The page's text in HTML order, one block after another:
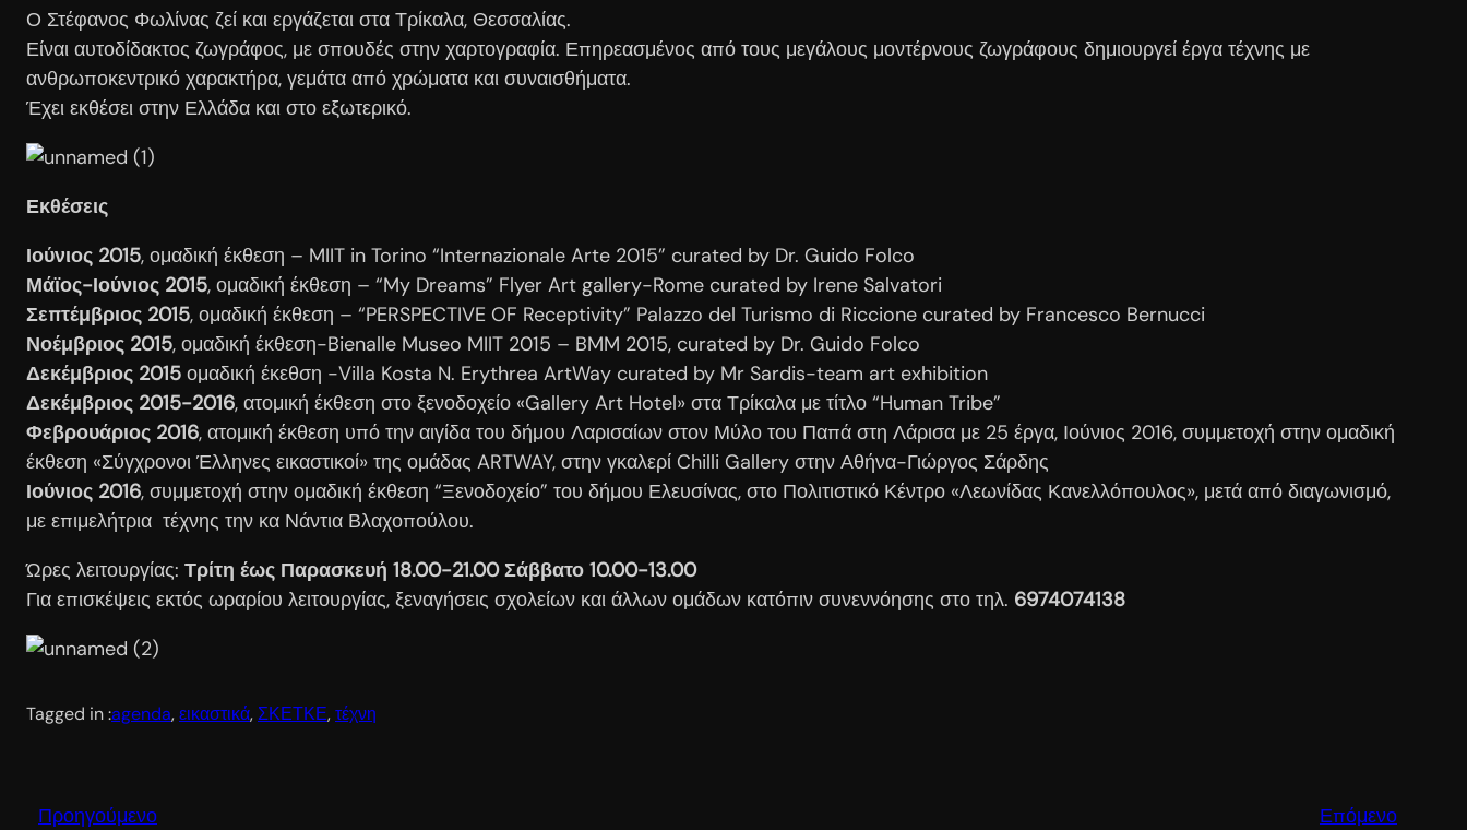
Ο Στέφανος Φωλίνας ζεί και εργάζεται στα Τρίκαλα, Θεσσαλίας.
Είναι αυτοδίδακτος ζωγράφος, με σπουδές στην χαρτογραφία. Επηρεασμένος από τους μεγάλους μοντέρνους ζωγράφους δημιουργεί έργα τέχνης με
ανθρωποκεντρικό χαρακτήρα, γεμάτα από χρώματα και συναισθήματα.
Έχει εκθέσει στην Ελλάδα και στο εξωτερικό.
Εκθέσεις
Ιούνιος 2015, ομαδική έκθεση – MIIT in Torino “Internazionale Arte 2015” curated by Dr. Guido Folco
Μάϊος-Ιούνιος 2015, ομαδική έκθεση – “My Dreams” Flyer Art gallery-Rome curated by Irene Salvatori
Σεπτέμβριος 2015, ομαδική έκθεση – “PERSPECTIVE OF Receptivity” Palazzo del Turismo di Riccione curated by Francesco Bernucci
Νοέμβριος 2015, ομαδική έκθεση-Bienalle Museo MIIT 2015 – BMM 2015, curated by Dr. Guido Folco
Δεκέμβριος 2015 ομαδική έκεθση -Villa Kosta N. Erythrea ArtWay curated by Mr Sardis-team art exhibition
Δεκέμβριος 2015-2016, ατομική έκθεση στο ξενοδοχείο «Gallery Art Hotel» στα Τρίκαλα με τίτλο “Human Tribe”
Φεβρουάριος 2016, ατομική έκθεση υπό την αιγίδα του δήμου Λαρισαίων στον Μύλο του Παπά στη Λάρισα με 25 έργα, Ιούνιος 2016, συμμετοχή στην ομαδική
έκθεση «Σύγχρονοι Έλληνες εικαστικοί» της ομάδας ARTWAY, στην γκαλερί Chilli Gallery στην Αθήνα-Γιώργος Σάρδης
Ιούνιος 2016, συμμετοχή στην ομαδική έκθεση “Ξενοδοχείο” του δήμου Ελευσίνας, στο Πολιτιστικό Κέντρο «Λεωνίδας Κανελλόπουλος», μετά από διαγωνισμό,
με επιμελήτρια τέχνης την κα Νάντια Βλαχοπούλου.
Ώρες λειτουργίας: Τρίτη έως Παρασκευή 18.00-21.00Σάββατο 10.00-13.00
Για επισκέψεις εκτός ωραρίου λειτουργίας, ξεναγήσεις σχολείων και άλλων ομάδων κατόπιν συνεννόησης στο τηλ. 6974074138
Tagged in :agenda, εικαστικά, ΣΚΕΤΚΕ, τέχνη
Προηγούμενο Επόμενο